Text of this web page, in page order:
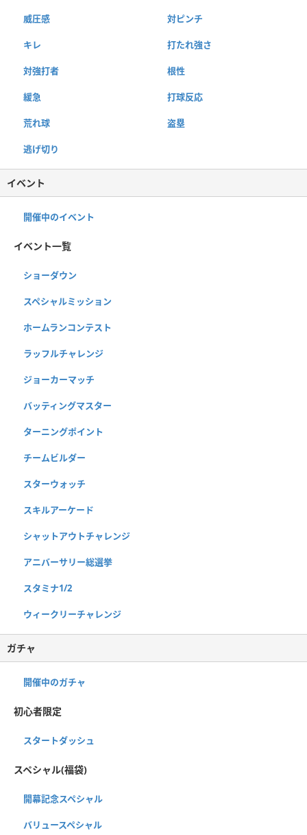
威圧感 対ピンチ
キレ 打たれ強さ
対強打者 根性
緩急 打球反応
荒れ球 盗塁
逃げ切り
イベント
開催中のイベント
イベント一覧
ショーダウン
スペシャルミッション
ホームランコンテスト
ラッフルチャレンジ
ジョーカーマッチ
バッティングマスター
ターニングポイント
チームビルダー
スターウォッチ
スキルアーケード
シャットアウトチャレンジ
アニバーサリー総選挙
スタミナ1/2
ウィークリーチャレンジ
ガチャ
開催中のガチャ
初心者限定
スタートダッシュ
スペシャル(福袋)
開幕記念スペシャル
バリュースペシャル